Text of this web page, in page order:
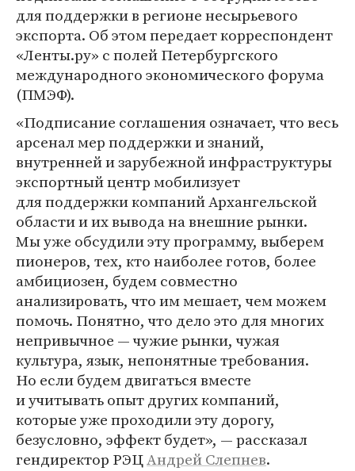
для поддержки в регионе несырьевого
экспорта. Об этом передает корреспондент
«Ленты.ру» с полей Петербургского
международного экономического форума
(ПМЭФ).
«Подписание соглашения означает, что весь
арсенал мер поддержки и знаний,
внутренней и зарубежной инфраструктуры
экспортный центр мобилизует
для поддержки компаний Архангельской
области и их вывода на внешние рынки.
Мы уже обсудили эту программу, выберем
пионеров, тех, кто наиболее готов, более
амбициозен, будем совместно
анализировать, что им мешает, чем можем
помочь. Понятно, что дело это для многих
непривычное — чужие рынки, чужая
культура, язык, непонятные требования.
Но если будем двигаться вместе
и учитывать опыт других компаний,
которые уже проходили эту дорогу,
безусловно, эффект будет», — рассказал
гендиректор РЭЦАндрей Слепнев.